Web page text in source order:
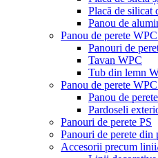
Placă de silicat
Panou de
Panou de perete
Panouri de
Tavan WPC
Tub din lemn
Panou de perete
Panou de
Pardoseli
Panouri de perete PS
Panouri de perete din
Accesorii precum